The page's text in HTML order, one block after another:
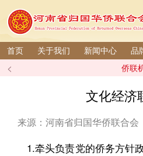
首页 关于我们 新闻中心 品
< 侨联
文化经济
来源：河南省归国华侨联合会
1.牵头负责党的侨务方针